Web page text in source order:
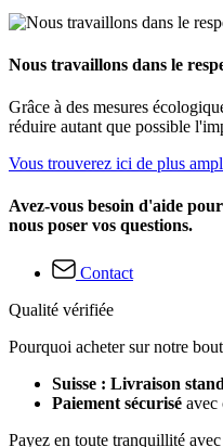
Nous travaillons dans le
Grâce à des mesures
réduire autant que possible
Vous trouverez ici de plus
Avez-vous besoin d'aide
nous poser vos questions.
Contact
Qualité vérifiée
Pourquoi acheter sur notre
Suisse : Livraison
Paiement sécurisé avec
Payez en toute tranquillité avec